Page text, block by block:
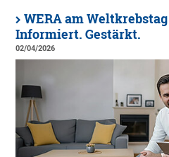
WERA am
Informiert. Gestärkt.
02/04/2026